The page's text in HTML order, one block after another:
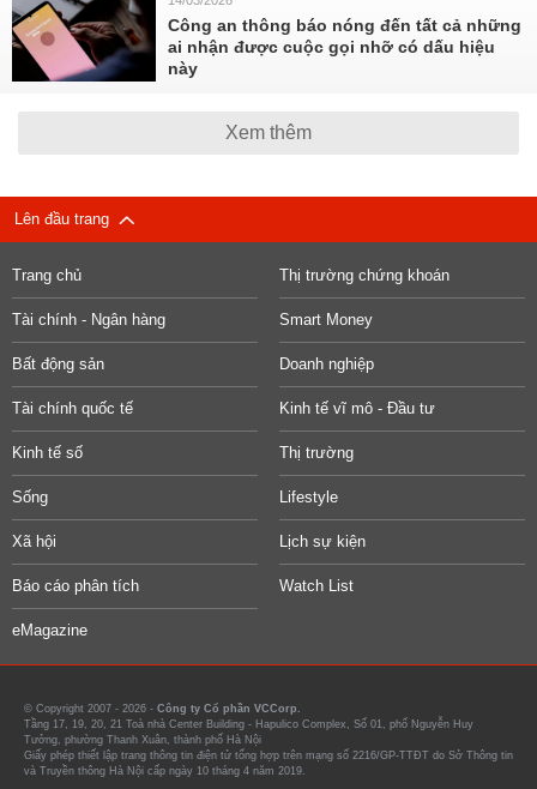
Công an thông báo nóng đến tất cả những
ai nhận được cuộc gọi nhỡ có dấu hiệu
này
Xem thêm
Lên đầu trang
Trang chủ Thị trường chứng khoán
Tài chính - Ngân hàng Smart Money
Bất động sản Doanh nghiệp
Tài chính quốc tế Kinh tế vĩ mô - Đầu tư
Kinh tế số Thị trường
Sống Lifestyle
Xã hội Lịch sự kiện
Báo cáo phân tích Watch List
eMagazine
© Copyright 2007 - 2026 - Công ty Cổ phần VCCorp.
Tầng 17, 19, 20, 21 Toà nhà Center Building - Hapulico Complex, Số 01, phố Nguyễn Huy
Tưởng, phường Thanh Xuân, thành phố Hà Nội
Giấy phép thiết lập trang thông tin điện tử tổng hợp trên mạng số 2216/GP-TTĐT do Sở Thông tin
và Truyền thông Hà Nội cấp ngày 10 tháng 4 năm 2019.